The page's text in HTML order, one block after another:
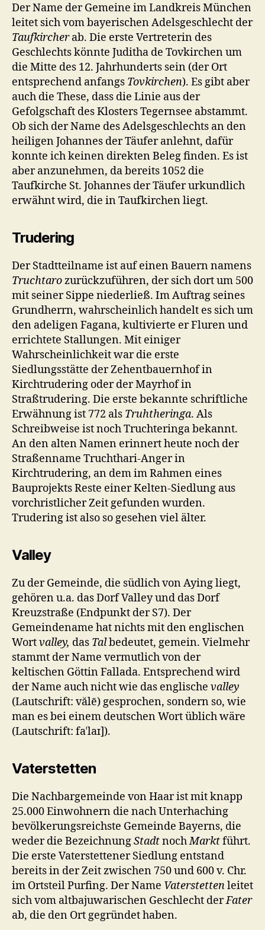
Der Name der Gemeine im Landkreis München
leitet sich vom bayerischen Adelsgeschlecht der
Taufkircherab. Die erste Vertreterin des
Geschlechts könnte Juditha de Tovkirchen um
die Mitte des 12. Jahrhunderts sein (der Ort
entsprechend anfangs Tovkirchen). Es gibt aber
auch die These, dass die Linie aus der
Gefolgschaft des Klosters Tegernsee abstammt.
Ob sich der Name des Adelsgeschlechts an den
heiligen Johannes der Täufer anlehnt, dafür
konnte ich keinen direkten Beleg finden. Es ist
aber anzunehmen, da bereits 1052 die
Taufkirche St. Johannes der Täufer urkundlich
erwähnt wird, die in Taufkirchen liegt.
Trudering
Der Stadtteilname ist auf einen Bauern namens
Truchtarozurückzuführen, der sich dort um 500
mit seiner Sippe niederließ. Im Auftrag seines
Grundherrn, wahrscheinlich handelt es sich um
den adeligen Fagana, kultivierte er Fluren und
errichtete Stallungen. Mit einiger
Wahrscheinlichkeit war die erste
Siedlungsstätte der Zehentbauernhof in
Kirchtrudering oder der Mayrhof in
Straßtrudering. Die erste bekannte schriftliche
Erwähnung ist 772 als Truhtheringa. Als
Schreibweise ist noch Truchteringa bekannt.
An den alten Namen erinnert heute noch der
Straßenname Truchthari-Anger in
Kirchtrudering, an dem im Rahmen eines
Bauprojekts Reste einer Kelten-Siedlung aus
vorchristlicher Zeit gefunden wurden.
Trudering ist also so gesehen viel älter.
Valley
Zu der Gemeinde, die südlich von Aying liegt,
gehören u.a. das Dorf Valley und das Dorf
Kreuzstraße (Endpunkt der S7). Der
Gemeindename hat nichts mit den englischen
Wortvalley, das Talbedeutet, gemein. Vielmehr
stammt der Name vermutlich von der
keltischen Göttin Fallada. Entsprechend wird
der Name auch nicht wie das englische valley
(Lautschrift: vălē) gesprochen, sondern so, wie
man es bei einem deutschen Wort üblich wäre
(Lautschrift: faˈlaɪ]).
Vaterstetten
Die Nachbargemeinde von Haar ist mit knapp
25.000 Einwohnern die nach Unterhaching
bevölkerungsreichste Gemeinde Bayerns, die
weder die BezeichnungStadtnochMarktführt.
Die erste Vaterstettener Siedlung entstand
bereits in der Zeit zwischen 750 und 600 v. Chr.
im Ortsteil Purfing. Der Name Vaterstettenleitet
sich vom altbajuwarischen Geschlecht derFater
ab, die den Ort gegründet haben.